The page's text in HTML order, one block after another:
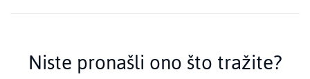
Niste pronašli ono što tražite?